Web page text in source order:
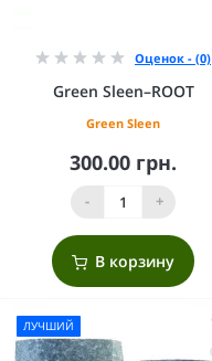
Оценок - (0)
Green Sleen–ROOT
Green Sleen
300.00 грн.
- +
В корзину
ЛУЧШИЙ